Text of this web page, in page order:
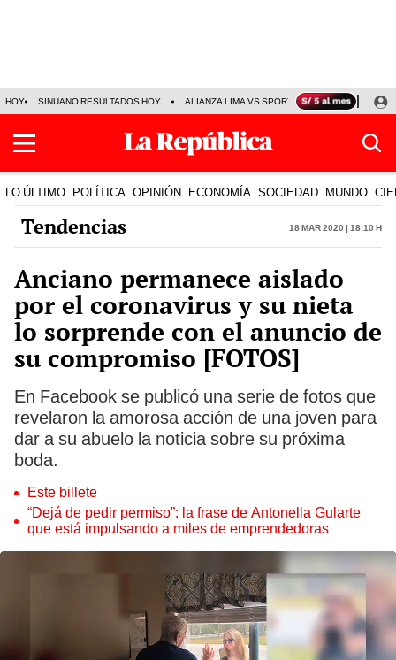
HOY SINUANO RESULTADOS HOY ALIANZA LIMA VS SPORT BOYS JORGE
LO ÚLTIMO POLÍTICA OPINIÓN ECONOMÍA SOCIEDAD MUNDO
Tendencias 18 Mar 2020 | 18:10 h
Anciano permanece aislado
por el coronavirus y su nieta
lo sorprende con el anuncio de
su compromiso [FOTOS]
En Facebook se publicó una serie de fotos que
revelaron la amorosa acción de una joven para
dar a su abuelo la noticia sobre su próxima
boda.
Este billete
“Dejá de pedir permiso”: la frase de Antonella Gularte
que está impulsando a miles de emprendedoras